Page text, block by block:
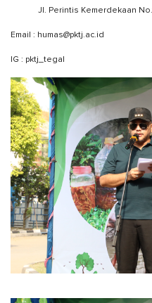
Jl. Perintis Kemerdekaan
Email : humas@pktj.ac.id
IG : pktj_tegal